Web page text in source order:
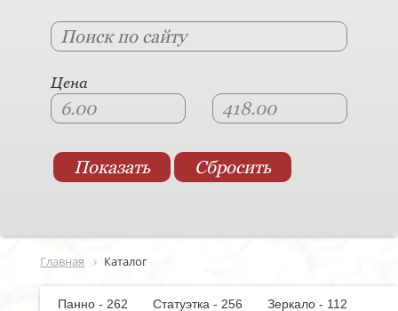
Цена
Главная Каталог
Панно - 262 Статуэтка - 256
Зеркало - 112